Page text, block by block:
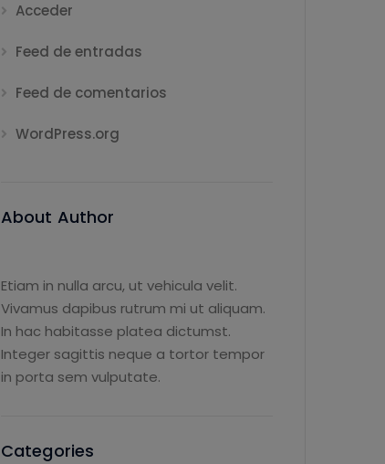
Acceder
Feed de entradas
Feed de comentarios
WordPress.org
About Author
Etiam in nulla arcu, ut vehicula velit.
Vivamus dapibus rutrum mi ut aliquam.
In hac habitasse platea dictumst.
Integer sagittis neque a tortor tempor
in porta sem vulputate.
Categories